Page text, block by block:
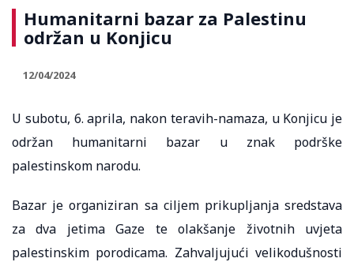
Humanitarni bazar za Palestinu
održan u Konjicu
12/04/2024
U subotu, 6. aprila, nakon teravih-namaza, u Konjicu je
održan humanitarni bazar u znak podrške
palestinskom narodu.
Bazar je organiziran sa ciljem prikupljanja sredstava
za dva jetima Gaze te olakšanje životnih uvjeta
palestinskim porodicama. Zahvaljujući velikodušnosti